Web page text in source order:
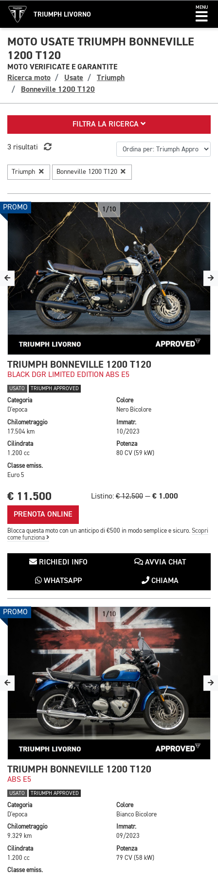
TRIUMPH LIVORNO
MENU
MOTO USATE TRIUMPH BONNEVILLE
1200 T120
MOTO VERIFICATE E GARANTITE
Ricerca moto
Usate
Triumph
Bonneville 1200 T120
FILTRA LA RICERCA
3 risultati
Triumph Bonneville 1200 T120
PROMO 1/10
TRIUMPH BONNEVILLE 1200 T120
BLACK DGR LIMITED EDITION ABS E5
USATO TRIUMPH APPROVED
Categoria
D'epoca
Colore
Nero Bicolore
Chilometraggio
17.504 km
Immatr.
10/2023
Cilindrata
1.200 cc
Potenza
80 CV (59 kW)
Classe emiss.
Euro 5
€ 11.500 Listino:€ 12.500 — € 1.000
PRENOTA ONLINE
Blocca questa moto con un anticipo di €500 in modo semplice e sicuro. Scopri
come funziona
RICHIEDI INFO AVVIA CHAT
WHATSAPP CHIAMA
PROMO 1/10
TRIUMPH BONNEVILLE 1200 T120
ABS E5
USATO TRIUMPH APPROVED
Categoria
D'epoca
Colore
Bianco Bicolore
Chilometraggio
9.329 km
Immatr.
09/2023
Cilindrata
1.200 cc
Potenza
79 CV (58 kW)
Classe emiss.